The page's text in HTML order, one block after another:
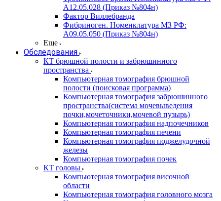
A12.05.028 (Приказ №804н)
Фактор Виллебранда
Фибриноген. Номенклатура МЗ РФ:
A09.05.050 (Приказ №804н)
Еще
Обследования
КТ брюшной полости и забрюшинного
пространства
Компьютерная томография брюшной
полости (поисковая программа)
Компьютерная томография забрюшинного
пространства(система мочевыведения
почки,мочеточники,мочевой пузырь)
Компьютерная томография надпочечников
Компьютерная томография печени
Компьютерная томография поджелудочной
железы
Компьютерная томография почек
КТ головы
Компьютерная томография височной
области
Компьютерная томография головного мозга